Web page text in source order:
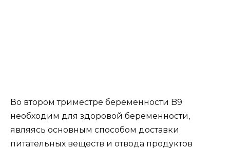
Во втором триместре беременности B9
необходим для здоровой беременности,
являясь основным способом доставки
питательных веществ и отвода продуктов